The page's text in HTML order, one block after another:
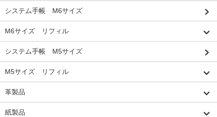
システム手帳 M6サイズ
M6サイズ リフィル
システム手帳 M5サイズ
M5サイズ リフィル
革製品
紙製品